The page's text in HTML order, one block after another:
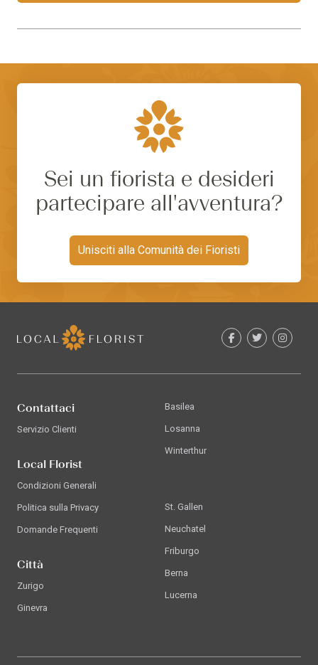
Sei un fiorista e desideri
partecipare all'avventura?
Unisciti alla Comunità dei Fioristi
Contattaci
Servizio Clienti
Local Florist
Condizioni Generali
Politica sulla Privacy
Domande Frequenti
Città
Zurigo
Ginevra
Basilea
Losanna
Winterthur
St. Gallen
Neuchatel
Friburgo
Berna
Lucerna